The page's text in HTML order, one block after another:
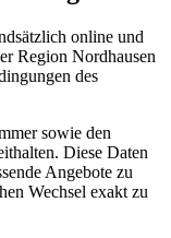
online und
Region Nordhausen
des
sowie den
Diese Daten
Angebote zu
Wechsel exakt zu